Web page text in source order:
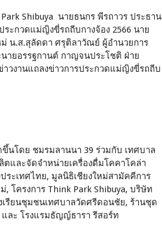
Shibuya นายธนกร พีรถาวร ประธาน
ระกวดแม่ญิงขี่รถถีบกางจ้อง 2566 นาย
น.ส.สุลัดดา ศรุติลาวัณย์ ผู้อำนวยการ
ายอรรฐกานต์ กาญจนประโชติ ฝ่าย
วงานแถลงข่าวการประกวดแม่ญิงขี่รถถีบ
นโดย ชมรมลานนา 39 ร่วมกับ เทศบาล
และจัดจำหน่ายเครื่องดื่มโคคาโคล่า
ระเทศไทย, มูลนิธิเชียงใหม่สามัคคีการ
โครงการ Think Park Shibuya, บริษัท
เรียนชุมชนเทศบาลวัดศรีดอนชัย, ร้านชุด
ละ โรงแรมธัญญ์ธารา รีสอร์ท